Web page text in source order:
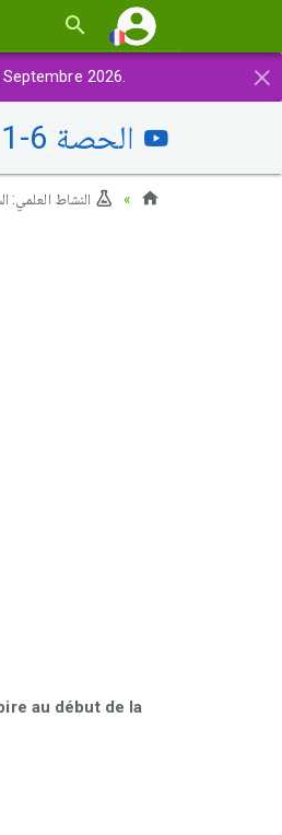
×
2026.
الحصة 6-1 : الماء على سطح الأرض
النشاط العلمي:
au début de la